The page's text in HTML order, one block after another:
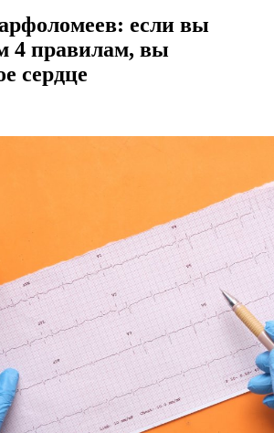
если вы
4 правилам, вы
сердце